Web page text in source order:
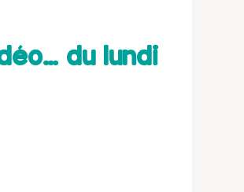
du lundi